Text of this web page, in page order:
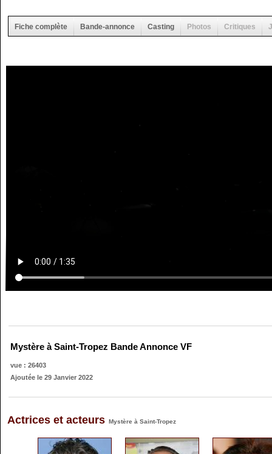
Fiche complète Bande-annonce Casting Photos Critiques
Mystère à Saint-Tropez Bande Annonce VF
vue : 26403
Ajoutée le 29 Janvier 2022
Actrices et acteurs Mystère à Saint-Tropez